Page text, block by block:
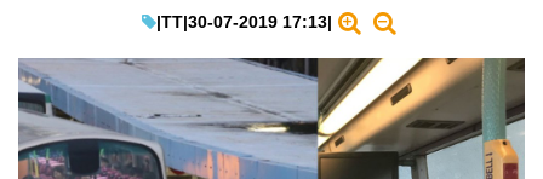
|TT|30-07-2019 17:13|